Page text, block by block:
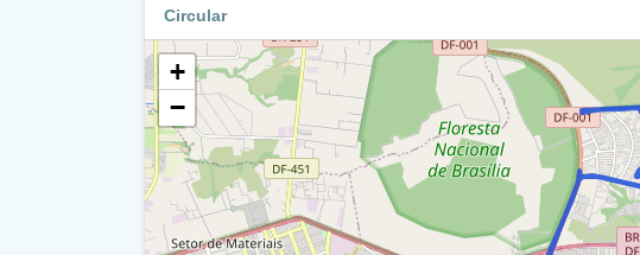
Estrada Parque Acampamento / Ra Xxv
Estrada Parque Acampamento / Ra Xxx
Df 097 - Epac / Ra Xxx
Colônia Agrícola 26 De Setembro / Acesso A Df-001
/ Ra Xxx
Circular
+
−